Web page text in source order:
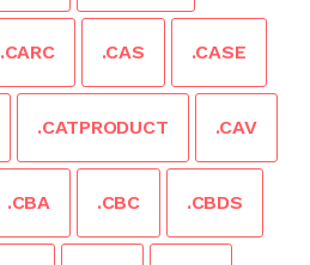
.CARC .CAS .CASE
.CATPRODUCT .CAV
.CBA .CBC .CBDS